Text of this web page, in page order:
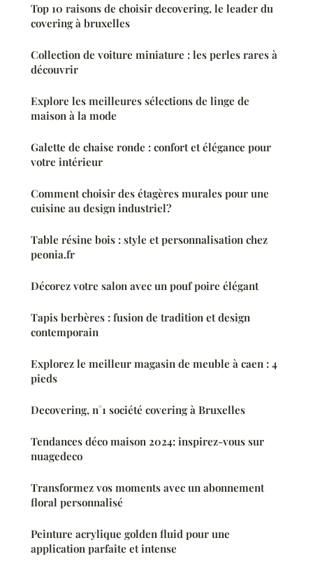
Top 10 raisons de choisir decovering, le leader du
covering à bruxelles
Collection de voiture miniature : les perles rares à
découvrir
Explore les meilleures sélections de linge de
maison à la mode
Galette de chaise ronde : confort et élégance pour
votre intérieur
Comment choisir des étagères murales pour une
cuisine au design industriel?
Table résine bois : style et personnalisation chez
peonia.fr
Décorez votre salon avec un pouf poire élégant
Tapis berbères : fusion de tradition et design
contemporain
Explorez le meilleur magasin de meuble à caen : 4
pieds
Decovering, n°1 société covering à Bruxelles
Tendances déco maison 2024: inspirez-vous sur
nuagedeco
Transformez vos moments avec un abonnement
floral personnalisé
Peinture acrylique golden fluid pour une
application parfaite et intense